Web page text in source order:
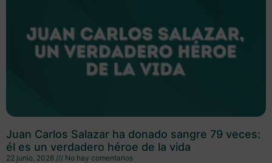
Juan Carlos Salazar ha donado sangre 79 veces:
él es un verdadero héroe de la vida
22 junio, 2026 No hay comentarios